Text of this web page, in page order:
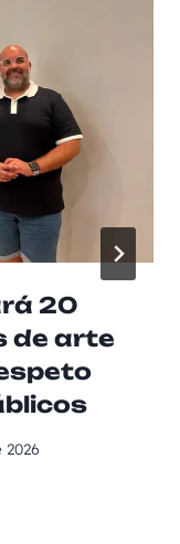
20
de arte
2026